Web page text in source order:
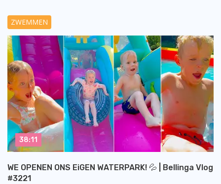
ZWEMMEN
WE OPENEN ONS EiGEN WATERPARK! 💦 | Bellinga Vlog
#3221
38:11